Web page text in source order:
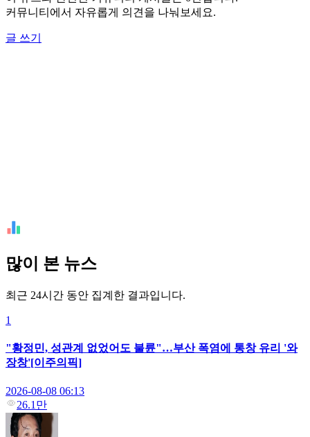
커뮤니티에서 자유롭게 의견을 나눠보세요.
글 쓰기
많이 본 뉴스
최근 24시간 동안 집계한 결과입니다.
1
"황정민, 성관계 없었어도 불륜"…부산 폭염에 통창 유리 '와
장창'[이주의픽]
2026-08-08 06:13
26.1만